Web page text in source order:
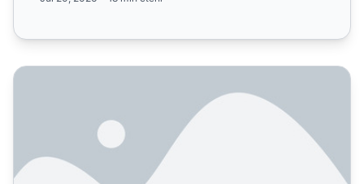
Jak nakonfigurovat robots.txt pro AI crawlery: Kompletní